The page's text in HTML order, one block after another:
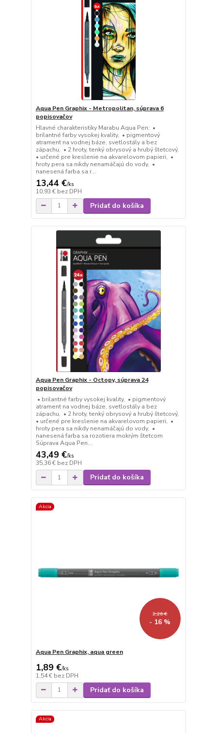
Aqua Pen Graphix - Metropolitan, súprava 6
popisovačov
Hlavné charakteristiky Marabu Aqua Pen: •
brilantné farby vysokej kvality, • pigmentový
atrament na vodnej báze, svetlostály a bez
zápachu, • 2 hroty, tenký obrysový a hrubý štetcový,
• určené pre kreslenie na akvarelovom papieri, •
hroty pera sa nikdy nenamáčajú do vody, •
nanesená farba sa r...
13,44 €/ks
10,93 € bez DPH
Pridať do košíka
Aqua Pen Graphix - Octopy, súprava 24
popisovačov
• brilantné farby vysokej kvality, • pigmentový
atrament na vodnej báze, svetlostály a bez
zápachu, • 2 hroty, tenký obrysový a hrubý štetcový,
• určené pre kreslenie na akvarelovom papieri, •
hroty pera sa nikdy nenamáčajú do vody, •
nanesená farba sa rozotiera mokrým štetcom
Súprava Aqua Pen...
43,49 €/ks
35,36 € bez DPH
Pridať do košíka
Akcia
2,26 €
- 16 %
Aqua Pen Graphix, aqua green
1,89 €/ks
1,54 € bez DPH
Pridať do košíka
Akcia